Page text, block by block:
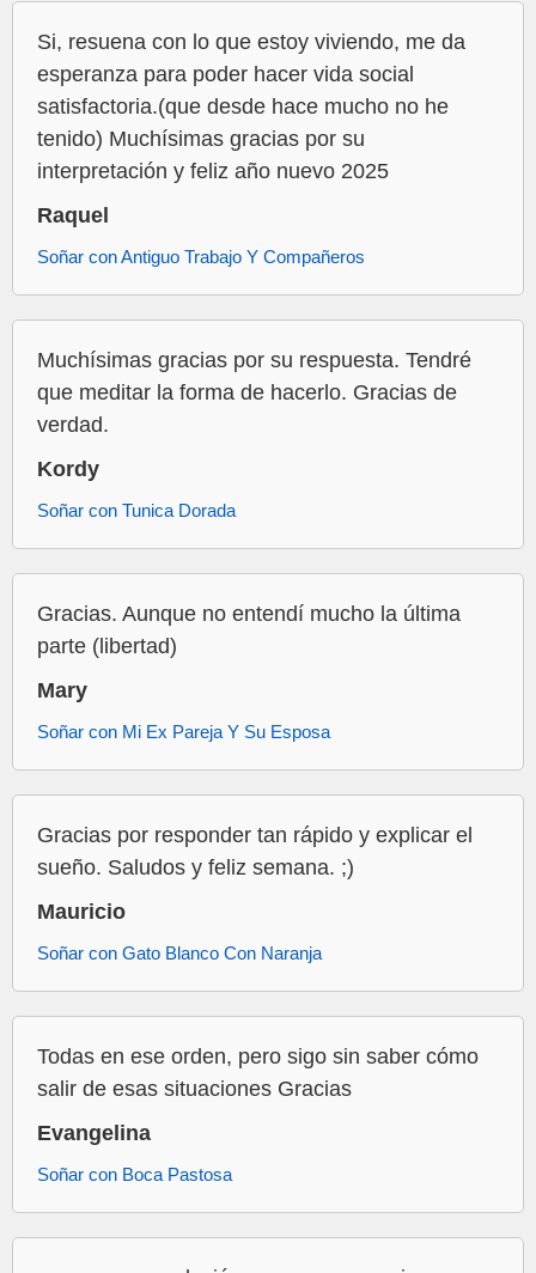
Si, resuena con lo que estoy viviendo, me da
esperanza para poder hacer vida social
satisfactoria.(que desde hace mucho no he
tenido) Muchísimas gracias por su
interpretación y feliz año nuevo 2025
Raquel
Soñar con Antiguo Trabajo Y Compañeros
Muchísimas gracias por su respuesta. Tendré
que meditar la forma de hacerlo. Gracias de
verdad.
Kordy
Soñar con Tunica Dorada
Gracias. Aunque no entendí mucho la última
parte (libertad)
Mary
Soñar con Mi Ex Pareja Y Su Esposa
Gracias por responder tan rápido y explicar el
sueño. Saludos y feliz semana. ;)
Mauricio
Soñar con Gato Blanco Con Naranja
Todas en ese orden, pero sigo sin saber cómo
salir de esas situaciones Gracias
Evangelina
Soñar con Boca Pastosa